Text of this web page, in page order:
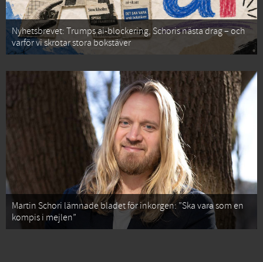
Nyhetsbrevet: Trumps ai-blockering, Schoris nästa drag – och
varför vi skrotar stora bokstäver
Martin Schori lämnade bladet för inkorgen: ”Ska vara som en
kompis i mejlen”